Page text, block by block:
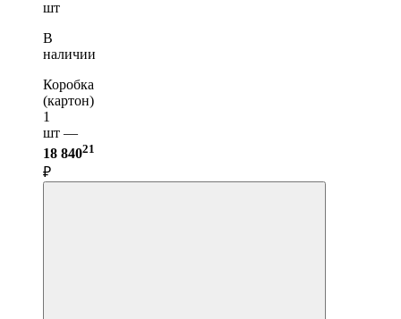
шт
В
наличии
Коробка
(картон)
1
шт —
18 84021
₽